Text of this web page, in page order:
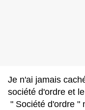
Je n'ai jamais
société d'ordre et
" Société d'ordre "